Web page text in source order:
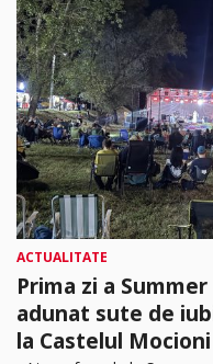
ACTUALITATE
Prima zi a
adunat sute de
la Castelul Mocioni